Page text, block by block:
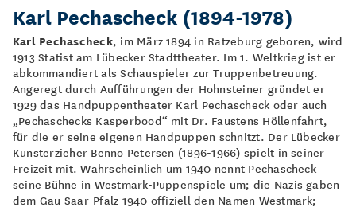
Karl Pechascheck (1894-1978)
Karl Pechascheck, im März 1894 in Ratzeburg geboren, wird
1913 Statist am Lübecker Stadttheater. Im 1. Weltkrieg ist er
abkommandiert als Schauspieler zur Truppenbetreuung.
Angeregt durch Aufführungen der Hohnsteiner gründet er
1929 das Handpuppentheater Karl Pechascheck oder auch
„Pechaschecks Kasperbood“ mit Dr. Faustens Höllenfahrt,
für die er seine eigenen Handpuppen schnitzt. Der Lübecker
Kunsterzieher Benno Petersen (1896-1966) spielt in seiner
Freizeit mit. Wahrscheinlich um 1940 nennt Pechascheck
seine Bühne in Westmark-Puppenspiele um; die Nazis gaben
dem Gau Saar-Pfalz 1940 offiziell den Namen Westmark;